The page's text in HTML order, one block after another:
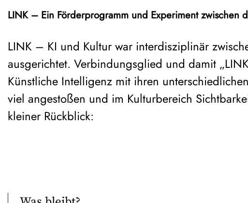
LINK – Ein Förderprogramm und Experiment zwischen
LINK – KI und Kultur war interdisziplinär
ausgerichtet. Verbindungsglied und damit
Künstliche Intelligenz mit ihren
viel angestoßen und im Kulturbereich
kleiner Rückblick: